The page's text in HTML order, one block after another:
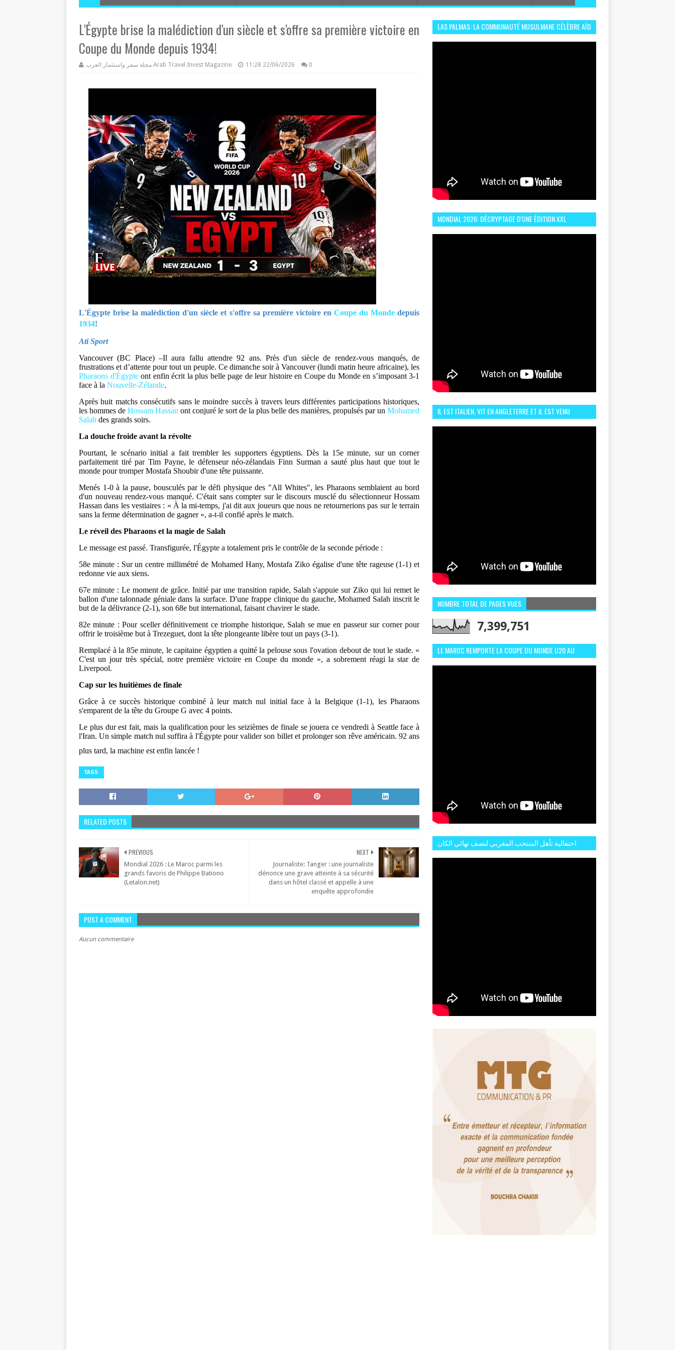
L'Égypte brise la malédiction d'un siècle et s'offre sa première victoire en
Coupe du Monde depuis 1934!
مجلة سفر واستثمار العرب Arab Travel Invest Magazine 11:28 22/06/2026 0
L'Égypte brise la malédiction d'un siècle et s'offre sa première victoire en Coupe du Monde depuis
1934!
Ati Sport
Vancouver (BC Place) –Il aura fallu attendre 92 ans. Près d'un siècle de rendez-vous manqués, de
frustrations et d’attente pour tout un peuple. Ce dimanche soir à Vancouver (lundi matin heure africaine), les
Pharaons d'Égypteont enfin écrit la plus belle page de leur histoire en Coupe du Monde en s’imposant 3-1
face à la Nouvelle-Zélande.
Après huit matchs consécutifs sans le moindre succès à travers leurs différentes participations historiques,
les hommes deHossam Hassan ont conjuré le sort de la plus belle des manières, propulsés par unMohamed
Salah des grands soirs.
La douche froide avant la révolte
Pourtant, le scénario initial a fait trembler les supporters égyptiens. Dès la 15e minute, sur un corner
parfaitement tiré par Tim Payne, le défenseur néo-zélandais Finn Surman a sauté plus haut que tout le
monde pour tromper Mostafa Shoubir d'une tête puissante.
Menés 1-0 à la pause, bousculés par le défi physique des "All Whites", les Pharaons semblaient au bord
d'un nouveau rendez-vous manqué. C'était sans compter sur le discours musclé du sélectionneur Hossam
Hassan dans les vestiaires : « À la mi-temps, j'ai dit aux joueurs que nous ne retournerions pas sur le terrain
sans la ferme détermination de gagner », a-t-il confié après le match.
Le réveil des Pharaons et la magie de Salah
Le message est passé. Transfigurée, l'Égypte a totalement pris le contrôle de la seconde période :
58e minute : Sur un centre millimétré de Mohamed Hany, Mostafa Ziko égalise d'une tête rageuse (1-1) et
redonne vie aux siens.
67e minute : Le moment de grâce. Initié par une transition rapide, Salah s'appuie sur Ziko qui lui remet le
ballon d'une talonnade géniale dans la surface. D'une frappe clinique du gauche, Mohamed Salah inscrit le
but de la délivrance (2-1), son 68e but international, faisant chavirer le stade.
82e minute : Pour sceller définitivement ce triomphe historique, Salah se mue en passeur sur corner pour
offrir le troisième but à Trezeguet, dont la tête plongeante libère tout un pays (3-1).
Remplacé à la 85e minute, le capitaine égyptien a quitté la pelouse sous l'ovation debout de tout le stade. «
C'est un jour très spécial, notre première victoire en Coupe du monde », a sobrement réagi la star de
Liverpool.
Cap sur les huitièmes de finale
Grâce à ce succès historique combiné à leur match nul initial face à la Belgique (1-1), les Pharaons
s'emparent de la tête du Groupe G avec 4 points.
Le plus dur est fait, mais la qualification pour les seizièmes de finale se jouera ce vendredi à Seattle face à
l'Iran. Un simple match nul suffira à l'Égypte pour valider son billet et prolonger son rêve américain. 92 ans
plus tard, la machine est enfin lancée !
TAGS:
RELATED POSTS
NEXT
Journaliste: Tanger : une journaliste
dénonce une grave atteinte à sa sécurité
dans un hôtel classé et appelle à une
enquête approfondie
PREVIOUS
Mondial 2026 : Le Maroc parmi les
grands favoris de Philippe Bationo
(Letalon.net)
POST A COMMENT
Aucun commentaire
LAS PALMAS: LA COMMUNAUTÉ MUSULMANE CÉLÈBRE AÏD
MONDIAL 2026: DÉCRYPTAGE D'UNE ÉDITION XXL
IL EST ITALIEN, VIT EN ANGLETERRE ET IL EST VENU
NOMBRE TOTAL DE PAGES VUES
7,399,751
LE MAROC REMPORTE LA COUPE DU MONDE U20 AU
احتفالية تأهل المنتخب المغربي لنصف نهائي الكان